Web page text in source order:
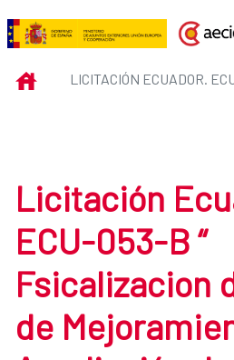
Skip to Main Content
Licitación
INICIO
Licitación
ECU-053-B “
Fsicalizacion
de